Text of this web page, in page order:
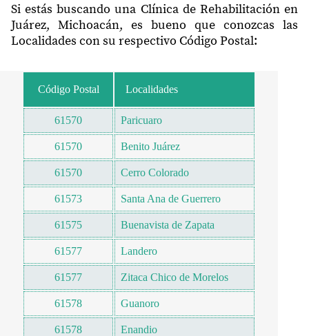
Si estás buscando una Clínica de Rehabilitación en
Juárez, Michoacán, es bueno que conozcas las
Localidades con su respectivo Código Postal:
Código Postal Localidades
61570 Paricuaro
61570 Benito Juárez
61570 Cerro Colorado
61573 Santa Ana de Guerrero
61575 Buenavista de Zapata
61577 Landero
61577 Zitaca Chico de Morelos
61578 Guanoro
61578 Enandio